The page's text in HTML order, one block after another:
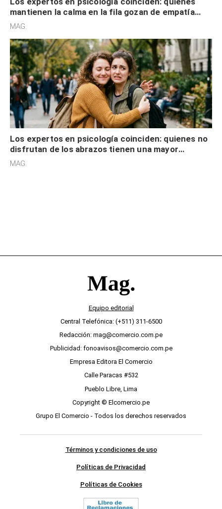
mantienen la calma en la fila gozan de empatía
cognitiva, gratitud y no solo tienen autocontrol
MAG.
Los expertos en psicología coinciden: quienes no
disfrutan de los abrazos tienen una mayor
sensibilidad a los estímulos físicos y no es por
MAG.
Equipo editorial
Central Telefónica: (+511) 311-6500
Redacción: mag@comercio.com.pe
Publicidad: fonoavisos@comercio.com.pe
Empresa Editora El Comercio
Calle Paracas #532
Pueblo Libre, Lima
Copyright © Elcomercio.pe
Grupo El Comercio - Todos los derechos reservados
Términos y condiciones de uso
Políticas de Privacidad
Políticas de Cookies